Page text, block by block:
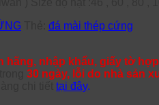
đá mài thép cứng
hãng, nhập khẩu, giấy tờ
30 ngày, lỗi do nhà sản
tại đây.